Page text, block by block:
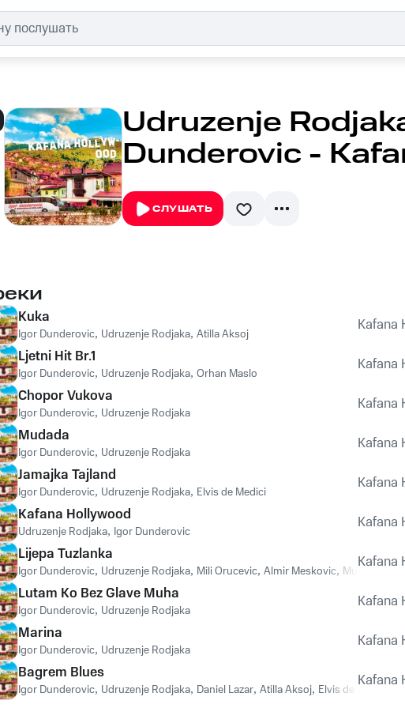
Udruzenje
Dunderovic -
СЛУШАТЬ
Kuka
Igor Dunderovic, Udruzenje Rodjaka, Atilla Aksoj Kafana
Ljetni Hit Br.1
Igor Dunderovic, Udruzenje Rodjaka, Orhan Maslo Kafana
Chopor Vukova
Igor Dunderovic, Udruzenje Rodjaka Kafana
Mudada
Igor Dunderovic, Udruzenje Rodjaka Kafana
Jamajka Tajland
Igor Dunderovic, Udruzenje Rodjaka, Elvis de Medici Kafana
Kafana Hollywood
Udruzenje Rodjaka, Igor Dunderovic Kafana
Lijepa Tuzlanka
Igor Dunderovic, Udruzenje Rodjaka, Mili Orucevic, Almir Meskovic, Mustafa Santic
Kafana
Lutam Ko Bez Glave Muha
Igor Dunderovic, Udruzenje Rodjaka Kafana
Marina
Igor Dunderovic, Udruzenje Rodjaka Kafana
Bagrem Blues
Igor Dunderovic, Udruzenje Rodjaka, Daniel Lazar, Atilla Aksoj, Elvis de Medici ,
Kafana